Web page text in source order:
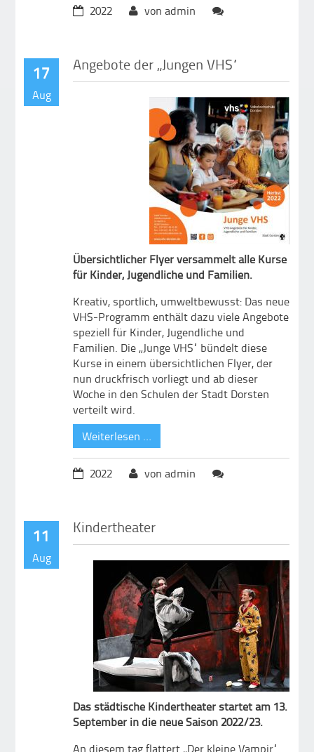
2022 von admin
17
Aug
Angebote der „Jungen VHS“
Übersichtlicher Flyer versammelt alle Kurse
für Kinder, Jugendliche und Familien.
Kreativ, sportlich, umweltbewusst: Das neue
VHS-Programm enthält dazu viele Angebote
speziell für Kinder, Jugendliche und
Familien. Die „Junge VHS“ bündelt diese
Kurse in einem übersichtlichen Flyer, der
nun druckfrisch vorliegt und ab dieser
Woche in den Schulen der Stadt Dorsten
verteilt wird.
Weiterlesen …
2022 von admin
11
Aug
Kindertheater
Das städtische Kindertheater startet am 13.
September in die neue Saison 2022/23.
An diesem tag flattert „Der kleine Vampir“